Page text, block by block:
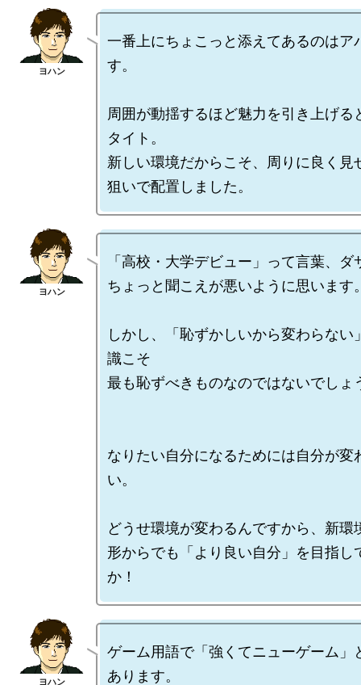
一番上にちょこっと添えてあるのはア
す。
周囲が動揺するほど魅力を引き上げる
タイト。
新しい環境だからこそ、周りに良く見
「高校・大学デビュー」って言葉、ダ
ちょっと聞こえが悪いように思います
しかし、「恥ずかしいから変わらない
識こそ
最も恥ずべきものなのではないでしょ
なりたい自分になるためには自分が変
い。
どうせ環境が変わるんですから、新環
形からでも「より良い自分」を目指し
ゲーム用語で「強くてニューゲーム」
あります。